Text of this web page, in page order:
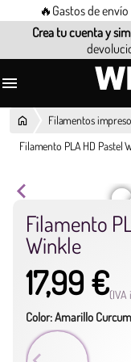
🔥Gastos de
Crea tu cuenta y

Filamentos
Filamento PLA HD Pastel
Filamento
Winkle
17,99 €(IVA
Color: Amarillo